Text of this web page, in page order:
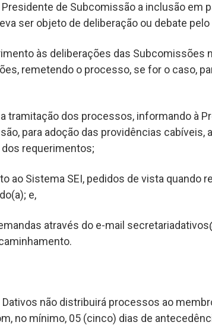
de Subcomissão a inclusão em
ser objeto de deliberação ou debate
às deliberações das Subcomissões
remetendo o processo, se for o caso,
tramitação dos processos, informando à
para adoção das providências
dos requerimentos;
ao Sistema SEI, pedidos de vista quando
e,
através do e-mail
Dativos não distribuirá processos ao
no mínimo, 05 (cinco) dias de